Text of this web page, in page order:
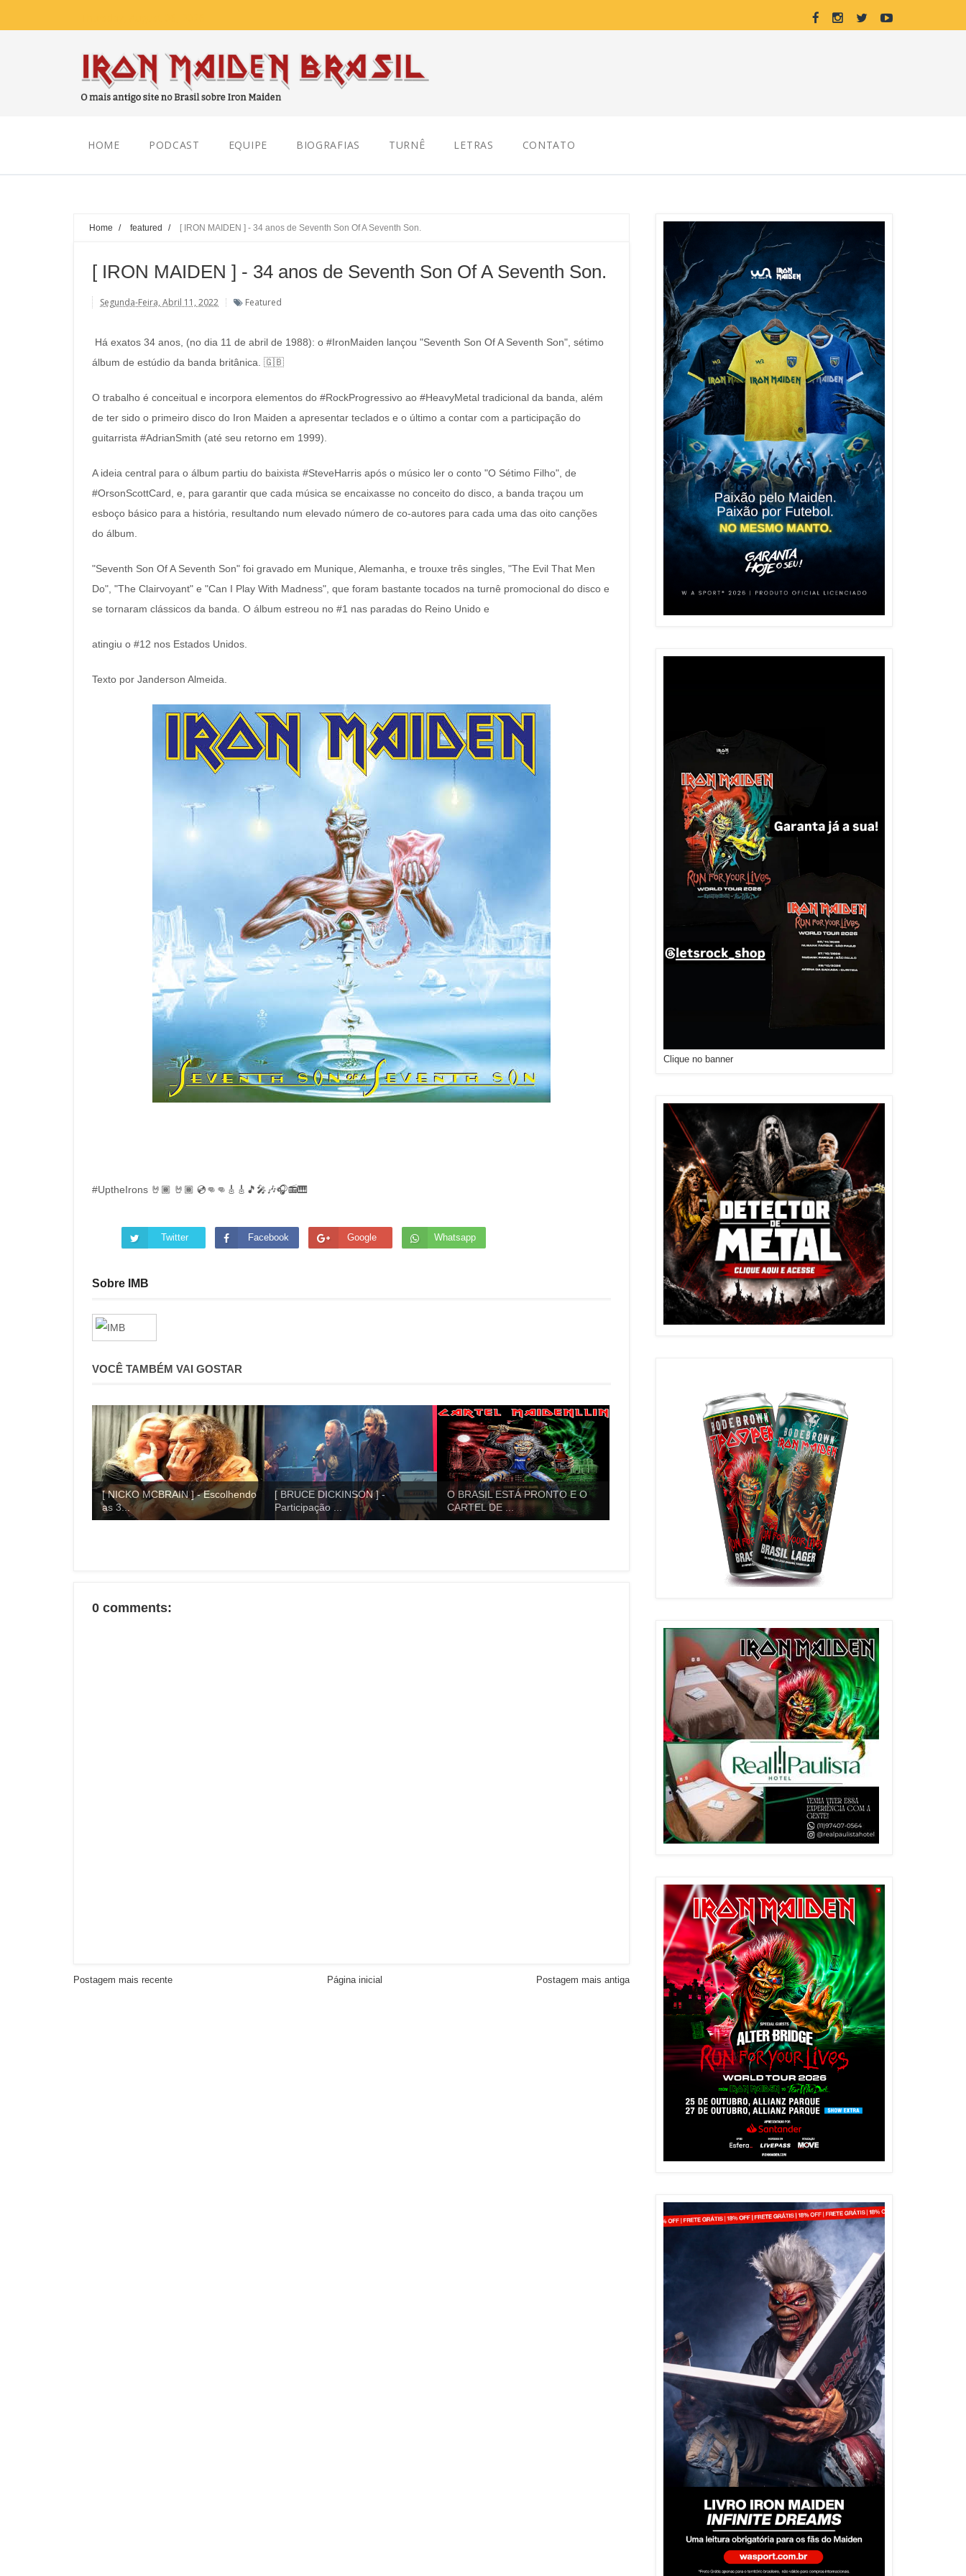
HOME PODCAST EQUIPE BIOGRAFIAS TURNÊ LETRAS CONTATO
Home / featured / [ IRON MAIDEN ] - 34 anos de Seventh Son Of A Seventh Son.
[ IRON MAIDEN ] - 34 anos de Seventh Son Of A Seventh Son.
Segunda-Feira, Abril 11, 2022 Featured
Há exatos 34 anos, (no dia 11 de abril de 1988): o #IronMaiden lançou "Seventh Son Of A Seventh Son", sétimo
álbum de estúdio da banda britânica. 🇬🇧
O trabalho é conceitual e incorpora elementos do #RockProgressivo ao #HeavyMetal tradicional da banda, além
de ter sido o primeiro disco do Iron Maiden a apresentar teclados e o último a contar com a participação do
guitarrista #AdrianSmith (até seu retorno em 1999).
A ideia central para o álbum partiu do baixista #SteveHarris após o músico ler o conto "O Sétimo Filho", de
#OrsonScottCard, e, para garantir que cada música se encaixasse no conceito do disco, a banda traçou um
esboço básico para a história, resultando num elevado número de co-autores para cada uma das oito canções
do álbum.
"Seventh Son Of A Seventh Son" foi gravado em Munique, Alemanha, e trouxe três singles, "The Evil That Men
Do", "The Clairvoyant" e "Can I Play With Madness", que foram bastante tocados na turnê promocional do disco e
se tornaram clássicos da banda. O álbum estreou no #1 nas paradas do Reino Unido e
atingiu o #12 nos Estados Unidos.
Texto por Janderson Almeida.
#UptheIrons 🤘🏾 🤘🏾 💿👊👊🎸🎸🎵🎤🎶🎧📻🎹
Twitter Facebook Google Whatsapp
Sobre IMB
VOCÊ TAMBÉM VAI GOSTAR
[ NICKO MCBRAIN ] - Escolhendo
as 3...
[ BRUCE DICKINSON ] -
Participação ...
O BRASIL ESTÁ PRONTO E O
CARTEL DE ...
0 comments:
Postagem mais recente Postagem mais antiga
Página inicial
Clique no banner